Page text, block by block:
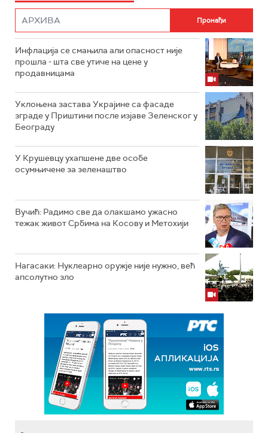
Инфлација се смањила али опасност није
прошла - шта све утиче на цене у
продавницама
Уклоњена застава Украјине са фасаде
зграде у Приштини после изјаве Зеленског у
Београду
У Крушевцу ухапшене две особе
осумњичене за зеленаштво
Вучић: Радимо све да олакшамо ужасно
тежак живот Србима на Косову и Метохији
Нагасаки: Нуклеарно оружје није нужно, већ
апсолутно зло